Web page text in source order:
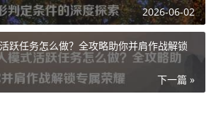
2026-06-02
跃任务怎么做？全攻略助你并肩作战解锁
下一篇 »